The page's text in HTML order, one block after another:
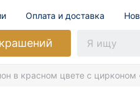
Оплата и доставка
в красном цвете с